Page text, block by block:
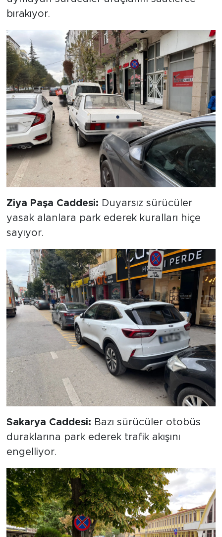
bırakıyor.
Ziya Paşa Caddesi: Duyarsız sürücüler
yasak alanlara park ederek kuralları hiçe
sayıyor.
Sakarya Caddesi: Bazı sürücüler otobüs
duraklarına park ederek trafik akışını
engelliyor.